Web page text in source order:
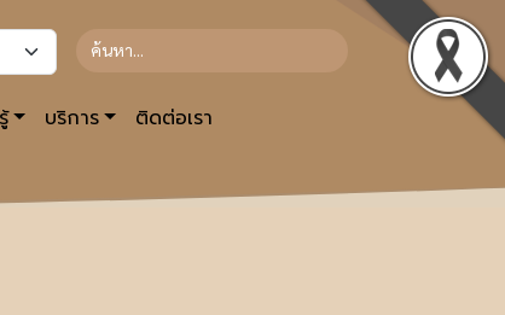
บริการ ติดต่อเรา